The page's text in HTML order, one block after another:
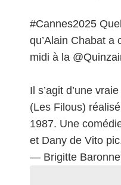
#Cannes2025
qu’Alain Chabat a
midi à la
Il s’agit d’une
(Les Filous)
1987. Une
et Dany de Vito
— Brigitte